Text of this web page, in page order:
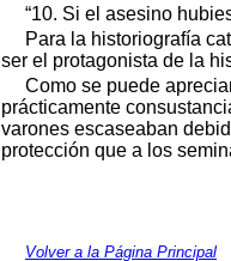
“10. Si el asesino
Para la historiografía
ser el protagonista de la
Como se puede
prácticamente
varones escaseaban
protección que a los
Volver a la Página Principal